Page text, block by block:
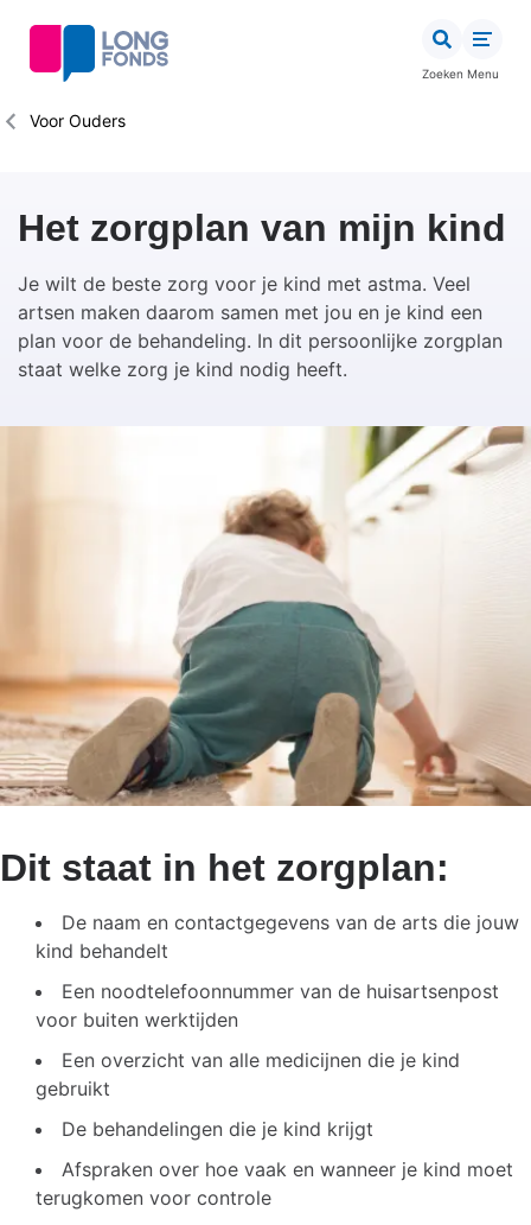
inhoud
Zoeken Menu
Kruimelpad
Voor Ouders
Het zorgplan van mijn kind
Je wilt de beste zorg voor je kind met astma. Veel
artsen maken daarom samen met jou en je kind een
plan voor de behandeling. In dit persoonlijke zorgplan
staat welke zorg je kind nodig heeft.
Dit staat in het zorgplan:
De naam en contactgegevens van de arts die jouw
kind behandelt
Een noodtelefoonnummer van de huisartsenpost
voor buiten werktijden
Een overzicht van alle medicijnen die je kind
gebruikt
De behandelingen die je kind krijgt
Afspraken over hoe vaak en wanneer je kind moet
terugkomen voor controle